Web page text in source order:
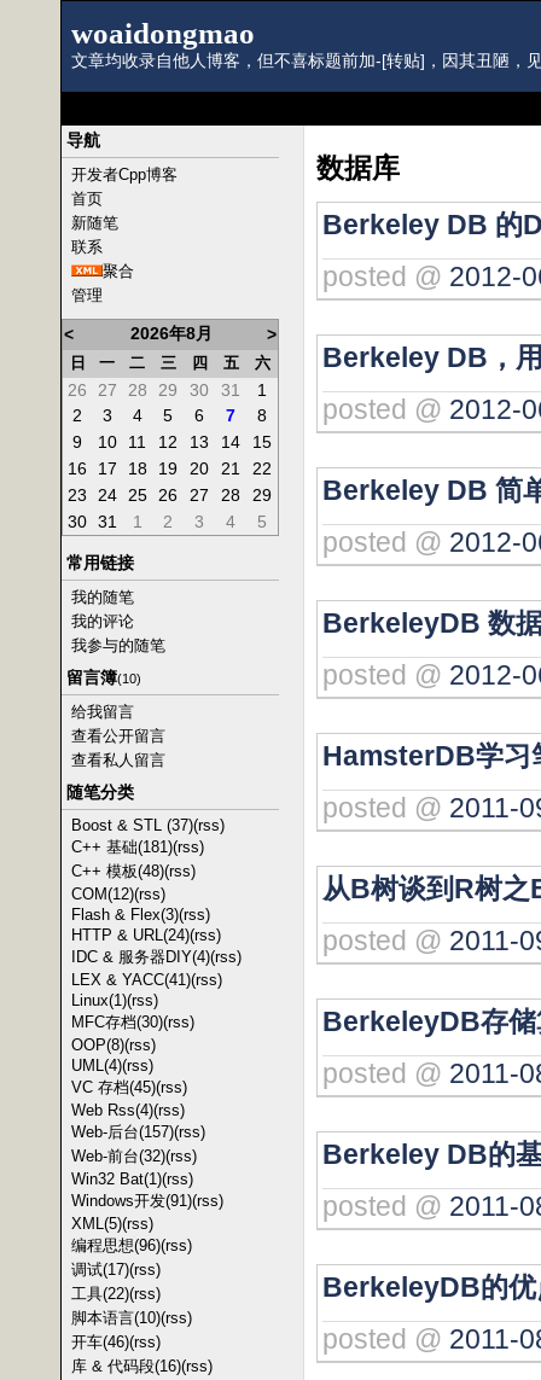
woaidongmao
文章均收录自他人博客，但不喜标题前加-[转贴]，因其丑陋，
导航
开发者Cpp博客
首页
新随笔
联系
聚合
管理
< 2026年8月 >
日 一 二 三 四 五 六
26 27 28 29 30 31
1
2
3 4 5 6 7
8
9
10 11 12 13 14
15
16
17 18 19 20 21
22
23
24 25 26 27 28
29
30 31 1 2 3 4 5
常用链接
我的随笔
我的评论
我参与的随笔
留言簿(10)
给我留言
查看公开留言
查看私人留言
随笔分类
Boost & STL (37)(rss)
C++ 基础(181)(rss)
C++ 模板(48)(rss)
COM(12)(rss)
Flash & Flex(3)(rss)
HTTP & URL(24)(rss)
IDC & 服务器DIY(4)(rss)
LEX & YACC(41)(rss)
Linux(1)(rss)
MFC存档(30)(rss)
OOP(8)(rss)
UML(4)(rss)
VC 存档(45)(rss)
Web Rss(4)(rss)
Web-后台(157)(rss)
Web-前台(32)(rss)
Win32 Bat(1)(rss)
Windows开发(91)(rss)
XML(5)(rss)
编程思想(96)(rss)
调试(17)(rss)
工具(22)(rss)
脚本语言(10)(rss)
开车(46)(rss)
库 & 代码段(16)(rss)
数据库
Berkeley DB 的
posted @ 2012-
Berkeley DB，
posted @ 2012-
Berkeley DB 简
posted @ 2012-
BerkeleyDB 数
posted @ 2012-
HamsterDB学习
posted @ 2011-
从B树谈到R树
posted @ 2011-
BerkeleyDB存储
posted @ 2011-
Berkeley DB的
posted @ 2011-
BerkeleyDB的优
posted @ 2011-